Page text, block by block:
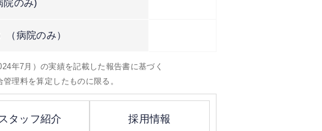
院のみ)
病院のみ）
年7月）の実績を記載した報告書に基づく
理料を算定したものに限る。
スタッフ紹介 採用情報